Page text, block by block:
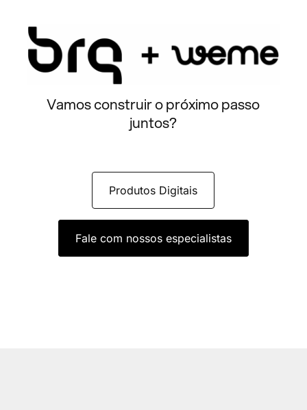
Vamos construir o próximo passo
juntos?
Produtos Digitais
Fale com nossos especialistas